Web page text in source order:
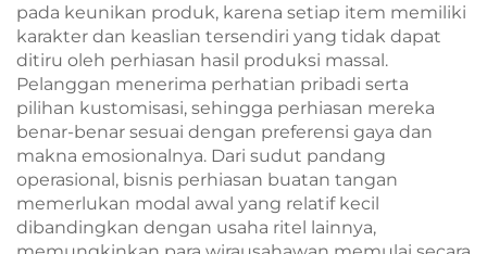
pada keunikan produk, karena setiap item memiliki
karakter dan keaslian tersendiri yang tidak dapat
ditiru oleh perhiasan hasil produksi massal.
Pelanggan menerima perhatian pribadi serta
pilihan kustomisasi, sehingga perhiasan mereka
benar-benar sesuai dengan preferensi gaya dan
makna emosionalnya. Dari sudut pandang
operasional, bisnis perhiasan buatan tangan
memerlukan modal awal yang relatif kecil
dibandingkan dengan usaha ritel lainnya,